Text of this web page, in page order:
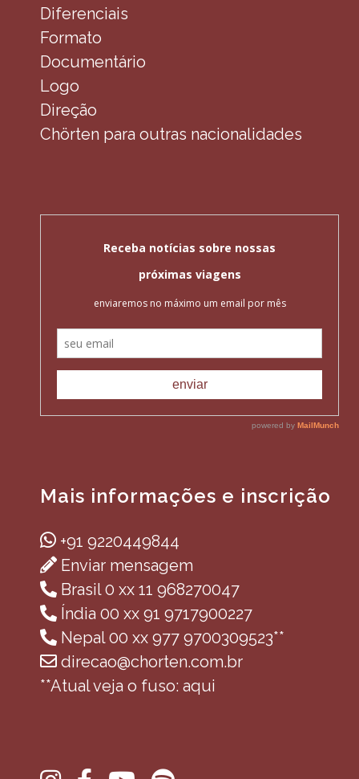
Diferenciais
Formato
Documentário
Logo
Direção
Chörten para outras nacionalidades
Mais informações e inscrição
+91 9220449844
Enviar mensagem
Brasil 0 xx 11 968270047
Índia 00 xx 91 9717900227
Nepal 00 xx 977 9700309523**
direcao@chorten.com.br
**Atual veja o fuso: aqui